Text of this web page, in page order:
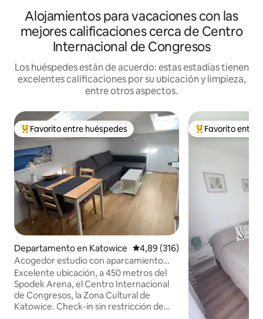
Alojamientos para vacaciones con las
mejores calificaciones cerca de Centro
Internacional de Congresos
Los huéspedes están de acuerdo: estas estadías tienen
excelentes calificaciones por su ubicación y limpieza,
entre otros aspectos.
Favorito entre los huéspedes más destacados
Favorito entre huéspedes
Departamento en Katowice Calificación promedio: 4,89 de
4,89 (316)
Acogedor estudio con aparcamiento
gratuito en las instalaciones
Excelente ubicación, a 450 metros del
Spodek Arena, el Centro Internacional
de Congresos, la Zona Cultural de
Katowice. Check-in sin restricción de
Favorito entre
Favorito entre